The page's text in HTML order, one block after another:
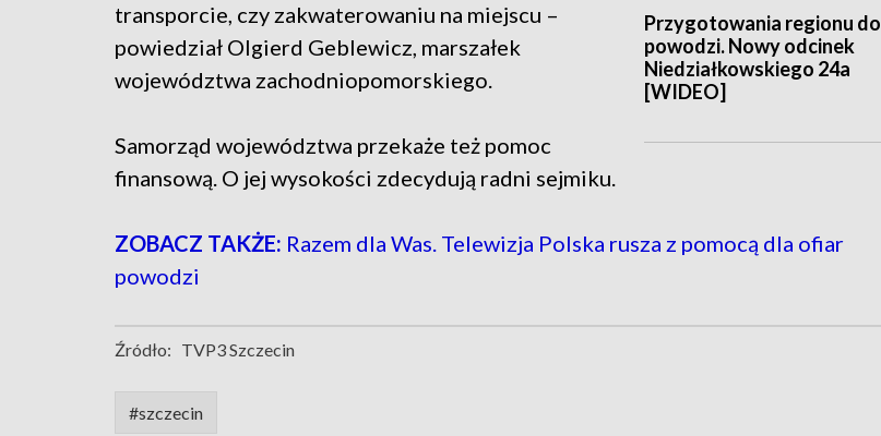
Przygotowania regionu do
powodzi. Nowy odcinek
Niedziałkowskiego 24a
[WIDEO]
transporcie, czy zakwaterowaniu na miejscu –
powiedział Olgierd Geblewicz, marszałek
województwa zachodniopomorskiego.
Samorząd województwa przekaże też pomoc
finansową. O jej wysokości zdecydują radni sejmiku.
ZOBACZ TAKŻE: Razem dla Was. Telewizja Polska rusza z pomocą dla ofiar
powodzi
Źródło: TVP3 Szczecin
#szczecin